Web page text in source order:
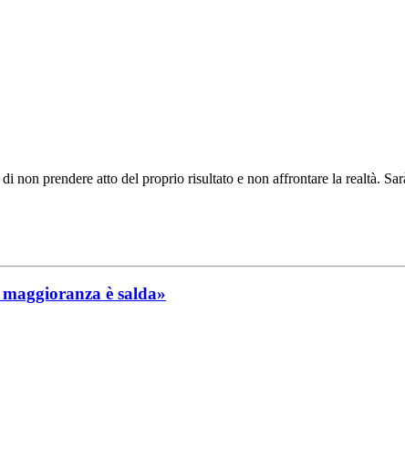
non prendere atto del proprio risultato e non affrontare la realtà.
è salda»